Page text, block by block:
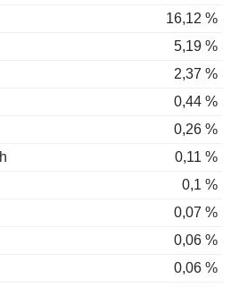
16,12 %
5,19 %
2,37 %
0,44 %
0,26 %
0,11 %
0,1 %
0,07 %
0,06 %
0,06 %